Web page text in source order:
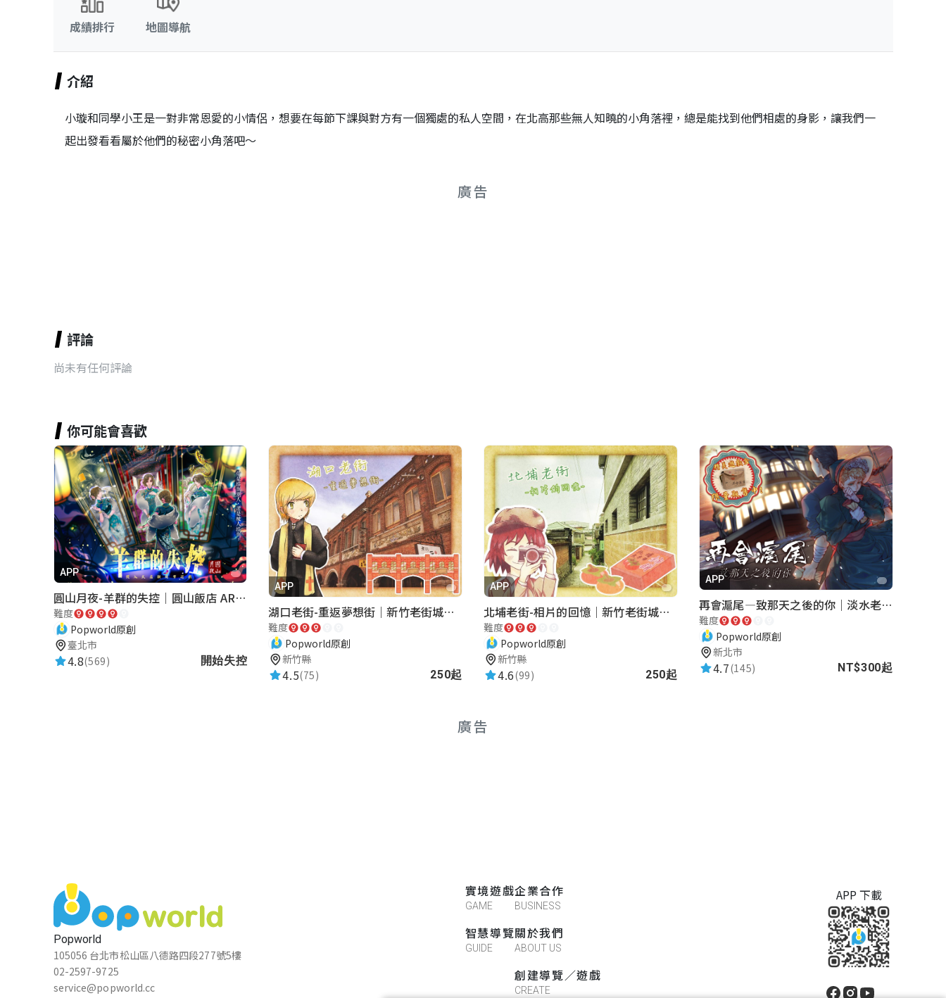
成績排行 地圖導航
介紹
小璇和同學小王是一對非常恩愛的小情侶，想要在每節下課與對方有一個獨處的私人空間，在北高那些無人知曉的小角落裡，總是能找到他們相處的身影，讓我們一
起出發看看屬於他們的秘密小角落吧～
廣告
評論
尚未有任何評論
你可能會喜歡
APP
圓山月夜-羊群的失控｜圓山飯店 ARG實境解謎遊戲
難度
Popworld原創
臺北市
4.8(569) 開始失控
APP
湖口老街-重返夢想街｜新竹老街城市解謎
難度
Popworld原創
新竹縣
4.5(75) 250起
APP
北埔老街-相片的回憶｜新竹老街城市解謎
難度
Popworld原創
新竹縣
4.6(99) 250起
APP
再會滬尾—致那天之後的你｜淡水老街實境遊戲｜實體遊戲盒
難度
Popworld原創
新北市
4.7(145) NT$300起
廣告
Popworld
105056 台北市松山區八德路四段277號5樓
02-2597-9725
service@popworld.cc
實境遊戲
GAME
智慧導覽
GUIDE
企業合作
BUSINESS
關於我們
ABOUT US
創建導覽／遊戲
CREATE
APP 下載